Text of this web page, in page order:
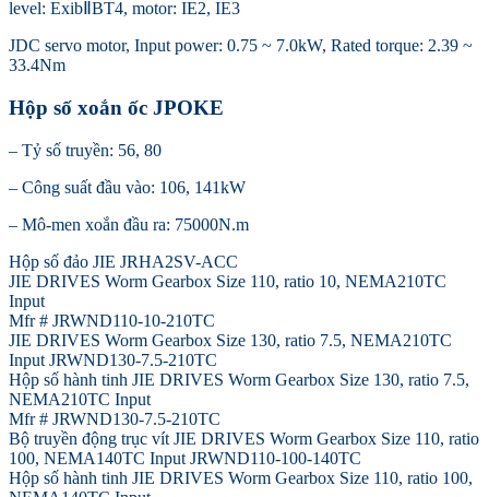
level: ExibⅡBT4, motor: IE2, IE3
JDC servo motor, Input power: 0.75 ~ 7.0kW, Rated torque: 2.39 ~
33.4Nm
Hộp số xoắn ốc JPOKE
– Tỷ số truyền: 56, 80
– Công suất đầu vào: 106, 141kW
– Mô-men xoắn đầu ra: 75000N.m
Hộp số đảo JIE JRHA2SV-ACC
JIE DRIVES Worm Gearbox Size 110, ratio 10, NEMA210TC
Input
Mfr # JRWND110-10-210TC
JIE DRIVES Worm Gearbox Size 130, ratio 7.5, NEMA210TC
Input JRWND130-7.5-210TC
Hộp số hành tinh JIE DRIVES Worm Gearbox Size 130, ratio 7.5,
NEMA210TC Input
Mfr # JRWND130-7.5-210TC
Bộ truyền động trục vít JIE DRIVES Worm Gearbox Size 110, ratio
100, NEMA140TC Input JRWND110-100-140TC
Hộp số hành tinh JIE DRIVES Worm Gearbox Size 110, ratio 100,